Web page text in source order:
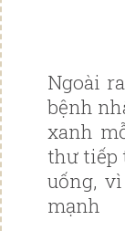
Ngoài
bệnh
xanh
thư tiếp
uống,
mạnh